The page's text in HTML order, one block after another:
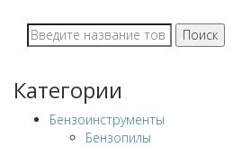
Поиск
Категории
Бензоинструменты
Бензопилы